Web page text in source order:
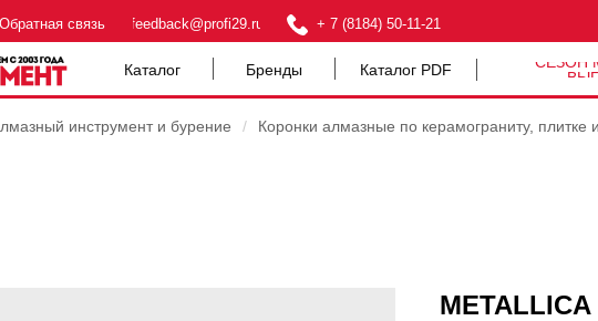
+ 7 (8184) 50-11-21
Обратная связь feedback@profi29.ru
Каталог Бренды Каталог PDF
СЕЗОН
инструмент и бурение / Коронки алмазные по керамограниту, плитке